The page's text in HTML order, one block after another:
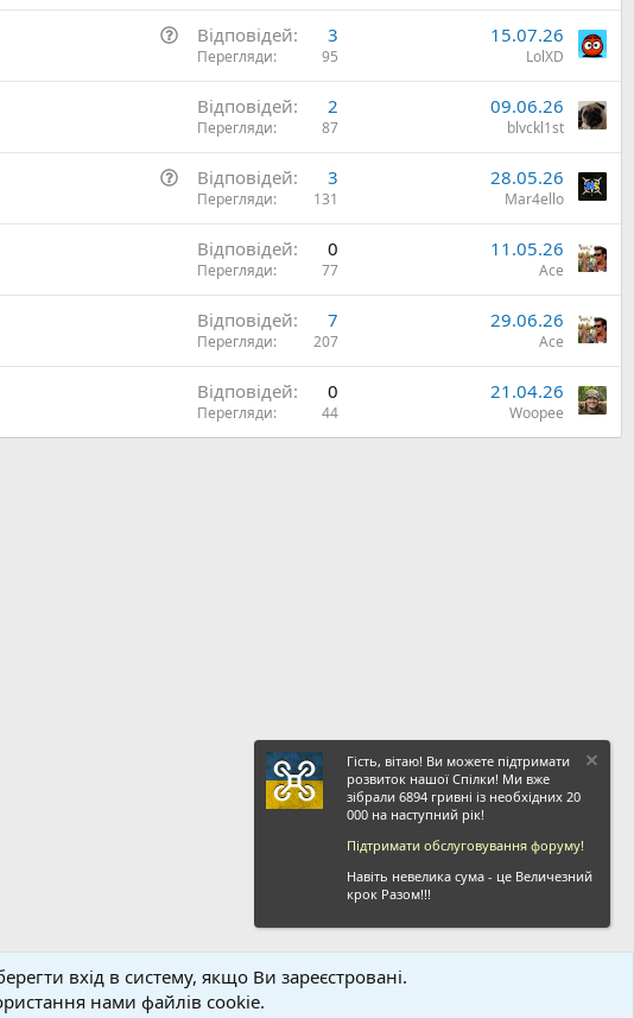
н
яП
т
н
я
Відповідей 3
Перегляди 95
15.07.26
LolXD
Відповідей 2
Перегляди 87
09.06.26
blvckl1st
П
т
н
Відповідей 3
Перегляди 131
28.05.26
Mar4ello
Відповідей 0
Перегляди 77
11.05.26
Ace
Відповідей 7
Перегляди 207
29.06.26
Ace
Відповідей 0
Перегляди 44
21.04.26
Woopee
Умови і правила Політика конфіденційності
Гість, вітаю! Ви можете підтримати
розвиток нашої Спілки! Ми вже
зібрали 6894 гривні із необхідних 20
000 на наступний рік!
Підтримати обслуговування форуму!
Навіть невелика сума - це Величезний
крок Разом!!!
вхід в систему, якщо Ви зареєстровані.
нами файлів cookie.